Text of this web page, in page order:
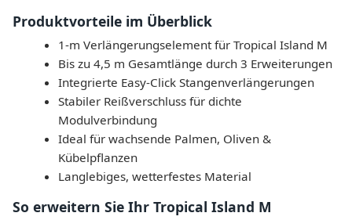
Produktvorteile im Überblick
1-m Verlängerungselement für Tropical Island M
Bis zu 4,5 m Gesamtlänge durch 3 Erweiterungen
Integrierte Easy-Click Stangenverlängerungen
Stabiler Reißverschluss für dichte
Modulverbindung
Ideal für wachsende Palmen, Oliven &
Kübelpflanzen
Langlebiges, wetterfestes Material
So erweitern Sie Ihr Tropical Island M